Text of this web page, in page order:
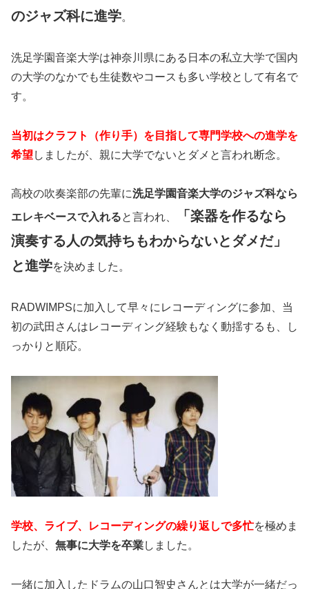
のジャズ科に進学。
洗足学園音楽大学は神奈川県にある日本の私立大学で国内
の大学のなかでも生徒数やコースも多い学校として有名で
す。
当初はクラフト（作り手）を目指して専門学校への進学を
希望しましたが、親に大学でないとダメと言われ断念。
高校の吹奏楽部の先輩に洗足学園音楽大学のジャズ科なら
エレキベースで入れると言われ、
「楽器を作るなら
演奏する人の気持ちもわからないとダメだ」
と進学を決めました。
RADWIMPSに加入して早々にレコーディングに参加、当
初の武田さんはレコーディング経験もなく動揺するも、し
っかりと順応。
学校、ライブ、レコーディングの繰り返しで多忙を極めま
したが、 無事に大学を卒業しました。
一緒に加入したドラムの山口智史さんとは大学が一緒だっ